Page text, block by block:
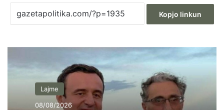
Kopjo linkun
Lajme
08/08/2026